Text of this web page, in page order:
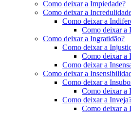
Como deixar a Impiedade?
Como deixar a
Como deixar a
Como deixar a
Como deixar a Ingratidão?
Como deixar a
Como deixar a
Como deixar a
Como deixar a
Como deixar a
Como deixar a
Como deixar a
Como deixar a